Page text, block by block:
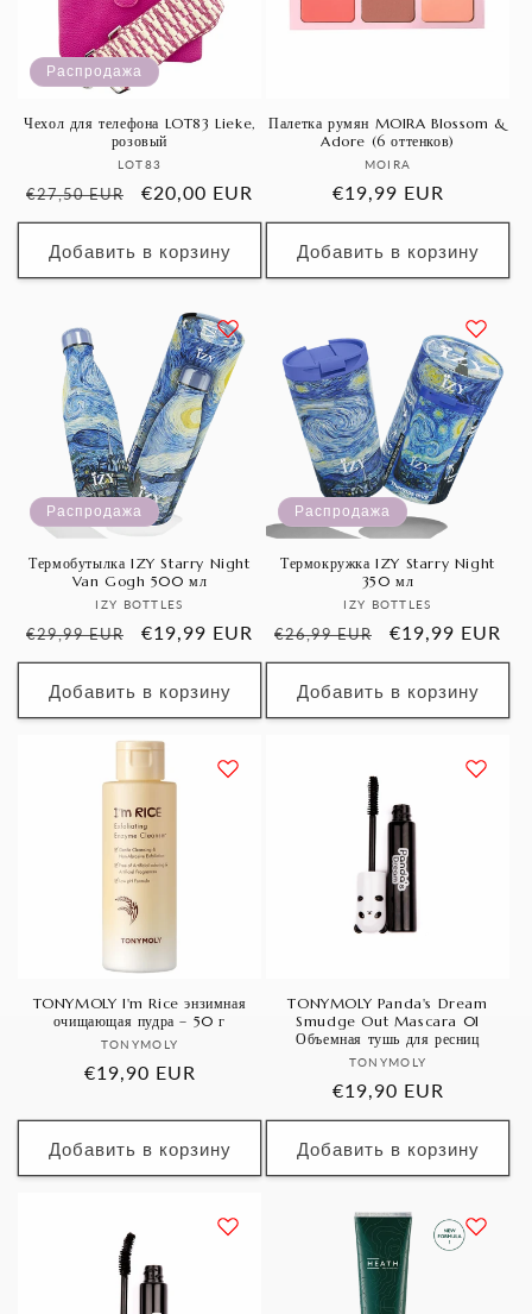
Распродажа
Чехол для телефона LOT83 Lieke,
розовый
Продавец:
LOT83
Обычная
цена
€27,50 EUR
Цена
со
скидкой
€20,00 EUR
Добавить в корзину
Палетка румян MOIRA Blossom &
Adore (6 оттенков)
Продавец:
MOIRA
Обычная
цена
€19,99 EUR
Добавить в корзину
Распродажа
Термобутылка IZY Starry Night
Van Gogh 500 мл
Продавец:
IZY BOTTLES
Обычная
цена
€29,99 EUR
Цена
со
скидкой
€19,99 EUR
Добавить в корзину
Распродажа
Термокружка IZY Starry Night
350 мл
Продавец:
IZY BOTTLES
Обычная
цена
€26,99 EUR
Цена
со
скидкой
€19,99 EUR
Добавить в корзину
TONYMOLY I'm Rice энзимная
очищающая пудра – 50 г
Продавец:
TONYMOLY
Обычная
€19,90 EUR
Добавить в корзину
TONYMOLY Panda's Dream
Smudge Out Mascara 01
Объемная тушь для ресниц
Продавец:
TONYMOLY
Обычная
цена
€19,90 EUR
Добавить в корзину